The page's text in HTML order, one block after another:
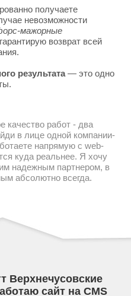
получаете
невозможности
мажорные
возврат всей
результата— это одно
качество работ - два
в лице одной компании-
напрямую с web-
куда реальнее. Я хочу
надежным партнером, в
абсолютно всегда.
Верхнечусовские
сайт на CMS